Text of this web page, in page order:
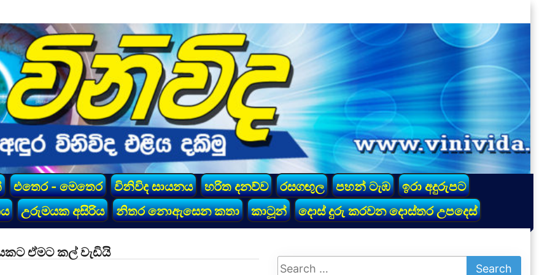
එතෙර - මෙතෙර විනිවිද සායනය හරිත දනව්ව රසගඟුල පහන් ටැඹ
ඉරා අදුරුපට
උරුමයක අසිරිය නිතර නොඇසෙන කතා කාටූන් දොස් දුරු කරවන දොස්තර උපදෙස්
ඒමට කල් වැඩියි